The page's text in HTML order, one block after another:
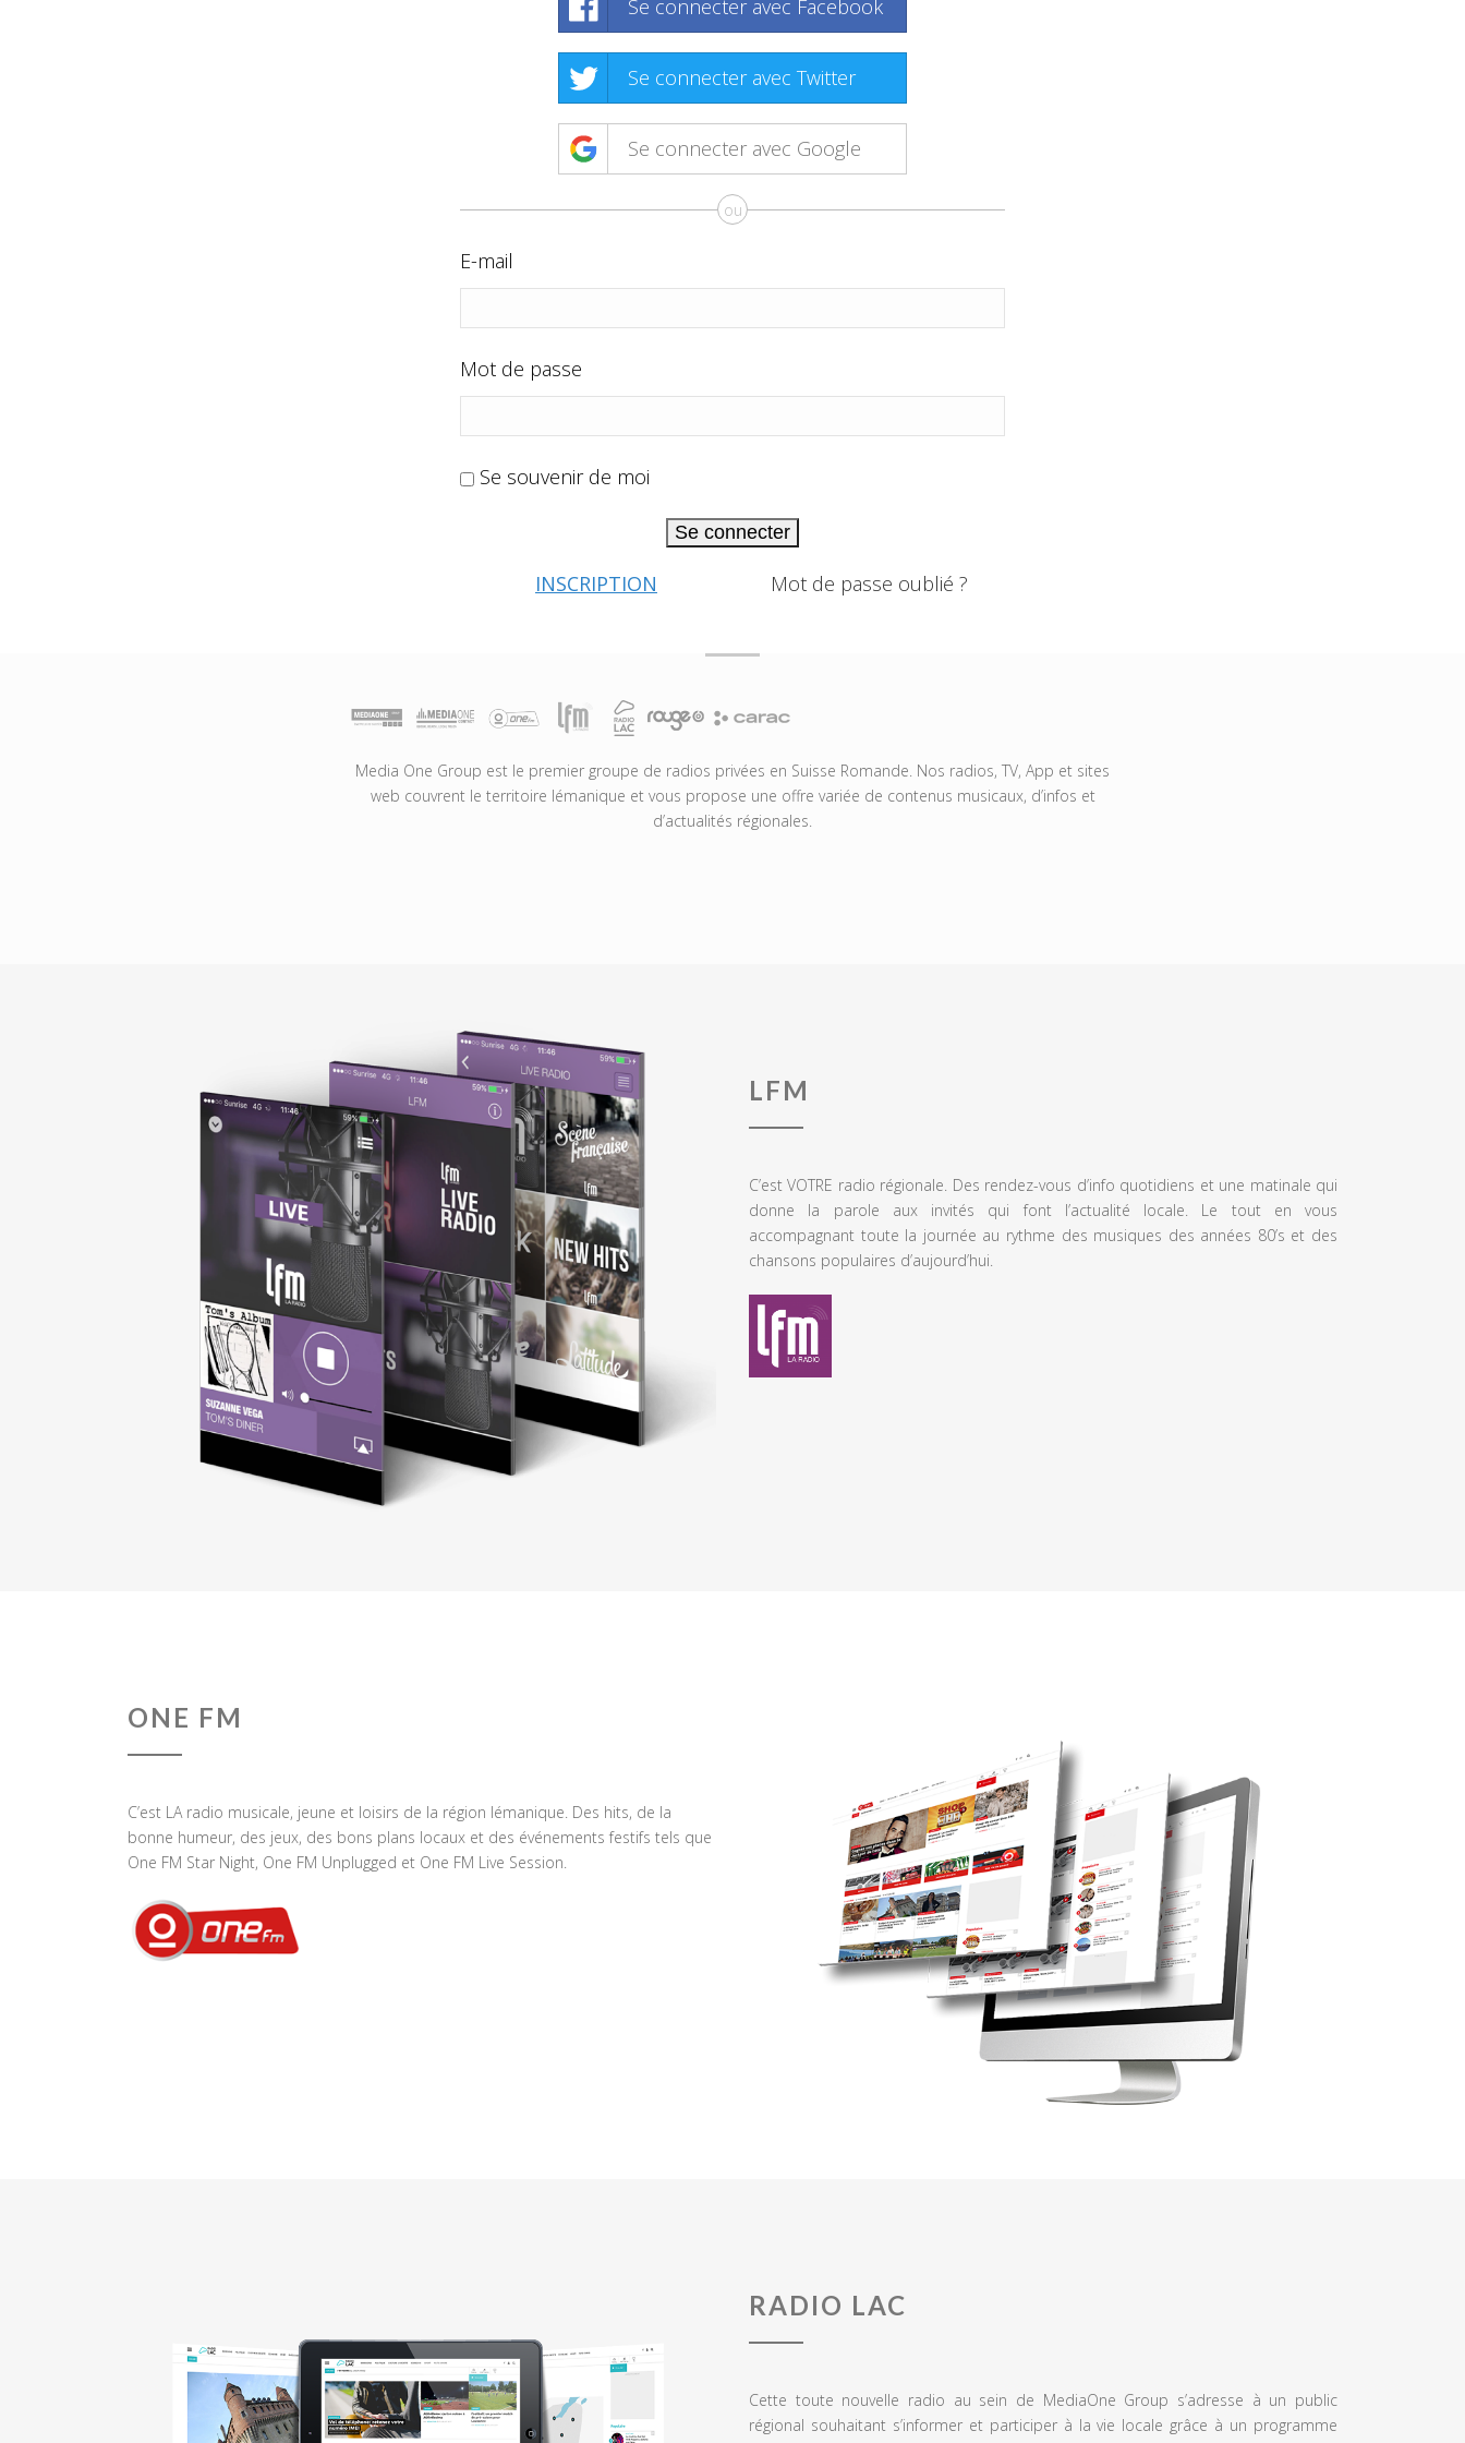
Se connecter avec Facebook
Se connecter avec Twitter
Se connecter avec Google
ou
E-mail
Mot de passe
Se souvenir de moi
Se connecter
INSCRIPTION Mot de passe oublié ?
Media One Group est le premier groupe de radios privées en Suisse Romande. Nos radios, TV, App et sites
web couvrent le territoire lémanique et vous propose une offre variée de contenus musicaux, d’infos et
d’actualités régionales.
LFM
C’est VOTRE radio régionale. Des rendez-vous d’info quotidiens et une matinale qui
donne la parole aux invités qui font l’actualité locale. Le tout en vous
accompagnant toute la journée au rythme des musiques des années 80’s et des
chansons populaires d’aujourd’hui.
ONE FM
C’est LA radio musicale, jeune et loisirs de la région lémanique. Des hits, de la
bonne humeur, des jeux, des bons plans locaux et des événements festifs tels que
One FM Star Night, One FM Unplugged et One FM Live Session.
RADIO LAC
Cette toute nouvelle radio au sein de MediaOne Group s’adresse à un public
régional souhaitant s’informer et participer à la vie locale grâce à un programme